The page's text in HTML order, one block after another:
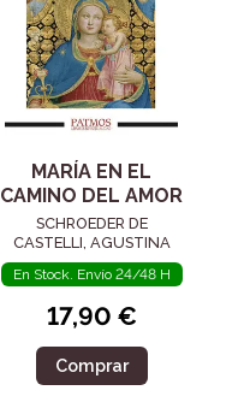
MARÍA EN EL
CAMINO DEL AMOR
SCHROEDER DE
CASTELLI, AGUSTINA
En Stock. Envío 24/48 H
17,90 €
Comprar